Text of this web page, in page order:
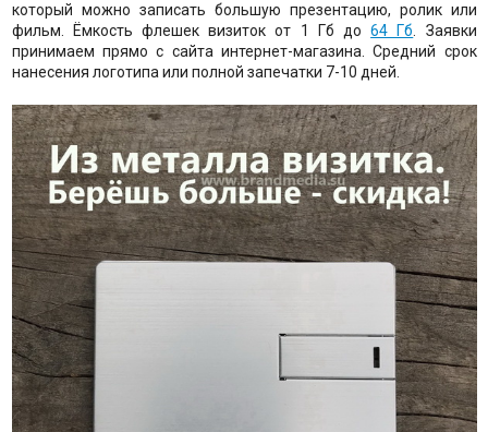
который можно записать большую презентацию, ролик или
фильм. Ёмкость флешек визиток от 1 Гб до64 Гб . Заявки
принимаем прямо с сайта интернет-магазина. Средний срок
нанесения логотипа или полной запечатки 7-10 дней.